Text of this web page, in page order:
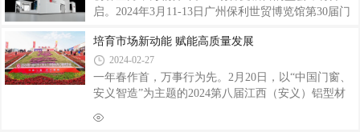
跻身铝型材世界先进行列。目前在中国拥有七大生产
划，产品在高端铝合金挤压材市场保持着较高的市场
占有率，全球无数标志性大型重点建设工程项目如
启。2024年3月11-13日广州保利世贸博览馆第30届门
如期亮相，全方位呈现产品优势、核心技术、品牌以
及综合实力，与众多业内精英企业共同缔造一场门窗
幕墙行业盛宴。兴发铝业展位：3号馆3B26诚邀各界
客户朋友亲临现场，共赴盛会。「兴发铝业展位」兴
区、洽谈区等多方位人性化的布局规划，展现兴发铝
培育市场新动能 赋能高质量发展
2024-02-27
一年春作首，万事行为先。2月20日，以“中国门窗、
安义智造”为主题的2024第八届江西（安义）铝型材
已成为行业标杆、铝材门窗人的默契之行，既展示了